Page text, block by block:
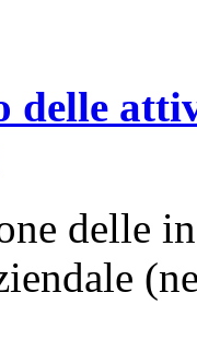
delle
delle